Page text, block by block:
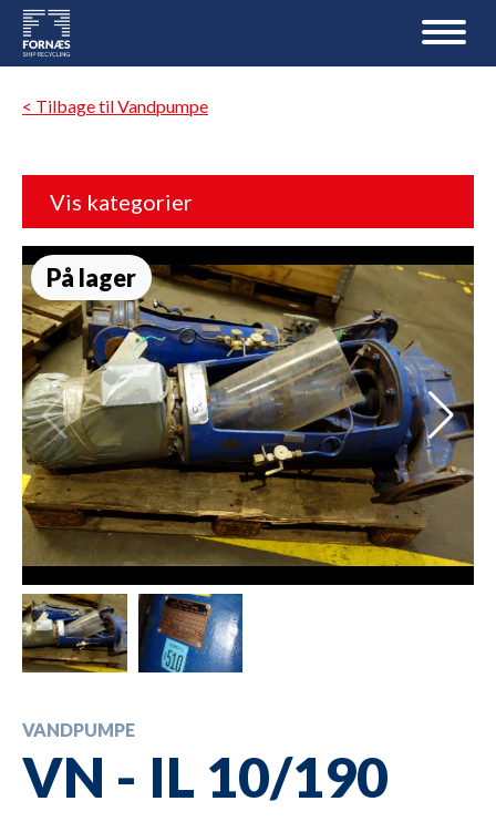
< Tilbage til Vandpumpe
Vis kategorier
På lager
VANDPUMPE
VN - IL 10/190